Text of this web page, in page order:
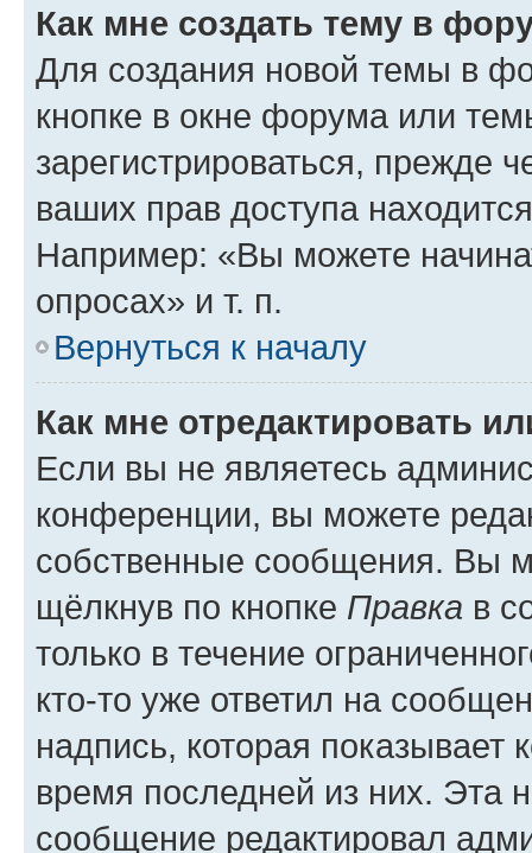
Как мне создать тему в
Для создания новой темы в
кнопке в окне форума или
зарегистрироваться, прежде
ваших прав доступа
Например: «Вы можете
опросах» и т. п.
Вернуться к началу
Как мне отредактировать
Если вы не являетесь
конференции, вы можете
собственные сообщения. Вы
щёлкнув по кнопке Правка в
только в течение
кто-то уже ответил на
надпись, которая показывает
время последней из них. Эта
сообщение редактировал